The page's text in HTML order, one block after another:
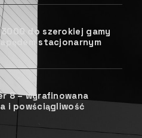
do szerokiej gamy
stacjonarnym
8 – wyrafinowana
i powściągliwość